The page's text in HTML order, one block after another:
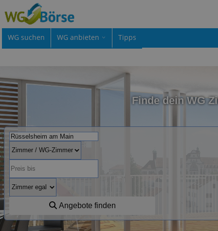
WG suchen WG anbieten Tipps
Finde dein WG
Angebote finden